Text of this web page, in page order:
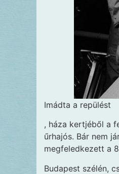
Imádta a repülést
, háza kertjéből a
űrhajós. Bár nem
megfeledkezett a
Budapest szélén,